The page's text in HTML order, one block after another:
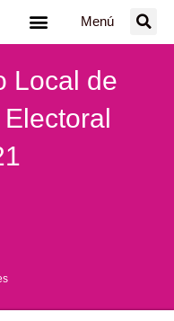
Menú
Local de